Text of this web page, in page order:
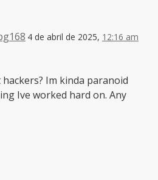
4 de abril de 2025, 12:16 am
Im kinda paranoid
Ive worked hard on. Any